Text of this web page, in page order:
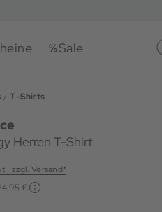
Sale
T-Shirts
Herren T-Shirt
zzgl. Versand*
€